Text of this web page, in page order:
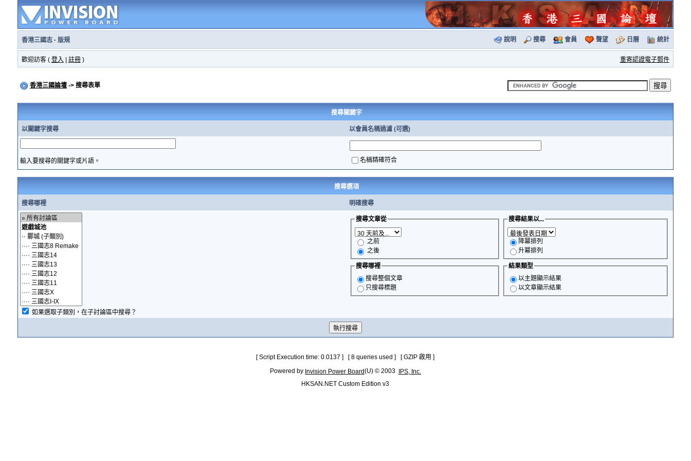
香港三國志· 版規 說明 搜尋 會員 聲望 日曆 統計
歡迎訪客 ( 登入 註冊) 重寄認證電子郵件
香港三國論壇-> 搜尋表單
搜尋關鍵字
以關鍵字搜尋 以會員名稱過濾 (可選)
輸入要搜尋的關鍵字或片語。 名稱精確符合
搜尋選項
搜尋哪裡 明確搜尋
如果選取子類別，在子討論區中搜尋？
搜尋文章從
之前
之後
搜尋結果以...
降冪排列
升冪排列
搜尋哪裡
搜尋整個文章
只搜尋標題
結果類型
以主題顯示結果
以文章顯示結果
[ Script Execution time: 0.0137 ] [ 8 queries used ] [ GZIP 啟用 ]
Powered by Invision Power Board(U) © 2003
IPS, Inc.
HKSAN.NET Custom Edition v3